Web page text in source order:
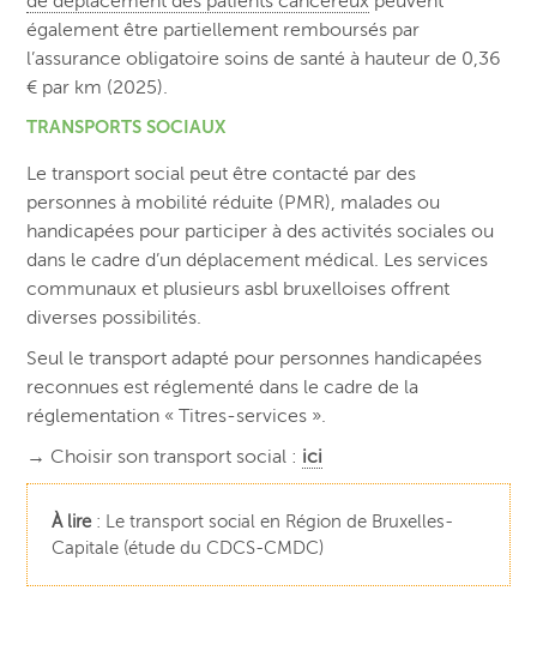
également être partiellement remboursés par
l’assurance obligatoire soins de santé à hauteur de 0,36
€ par km (2025).
TRANSPORTS SOCIAUX
Le transport social peut être contacté par des
personnes à mobilité réduite (PMR), malades ou
handicapées pour participer à des activités sociales ou
dans le cadre d’un déplacement médical. Les services
communaux et plusieurs asbl bruxelloises offrent
diverses possibilités.
Seul le transport adapté pour personnes handicapées
reconnues est réglementé dans le cadre de la
réglementation « Titres-services ».
→ Choisir son transport social : ici
À lire: Le transport social en Région de Bruxelles-
Capitale (étude du CDCS-CMDC)